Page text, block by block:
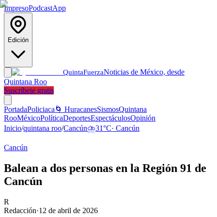
ImpresoPodcastApp
Edición
QuintaFuerzaNoticias de México, desde
Quintana Roo
Suscríbete gratis
PortadaPoliciaca 🌀 HuracanesSismosQuintana
RooMéxicoPolíticaDeportesEspectáculosOpinión
Inicio/quintana roo/Cancún⛈️31°C· Cancún
Cancún
Balean a dos personas en la Región 91 de
Cancún
R
Redacción·12 de abril de 2026